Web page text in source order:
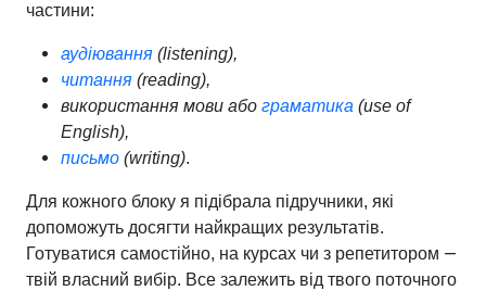
частини:
аудіювання (listening),
читання (reading),
використання мови або граматика (use of
English),
письмо (writing).
Для кожного блоку я підібрала підручники, які
допоможуть досягти найкращих результатів.
Готуватися самостійно, на курсах чи з репетитором —
твій власний вибір. Все залежить від твого поточного